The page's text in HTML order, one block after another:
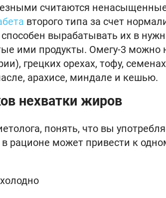
считаются
второго типа за счет
вырабатывать их в
ими продукты. Омегу-3 можно
грецких орехах, тофу,
арахисе, миндале и кешью.
нехватки жиров
понять, что вы
в рационе может привести к